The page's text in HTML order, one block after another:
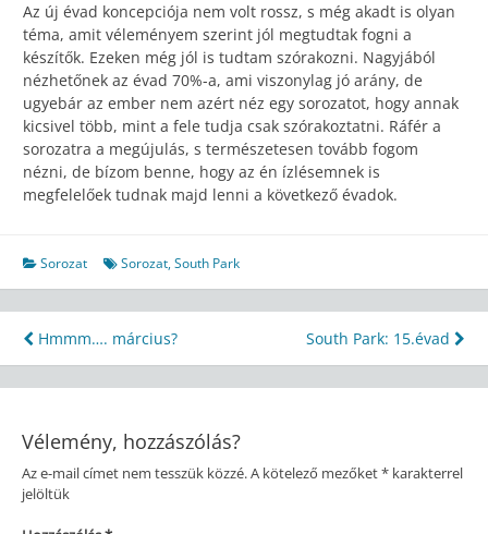
Az új évad koncepciója nem volt rossz, s még akadt is olyan
téma, amit véleményem szerint jól megtudtak fogni a
készítők. Ezeken még jól is tudtam szórakozni. Nagyjából
nézhetőnek az évad 70%-a, ami viszonylag jó arány, de
ugyebár az ember nem azért néz egy sorozatot, hogy annak
kicsivel több, mint a fele tudja csak szórakoztatni. Ráfér a
sorozatra a megújulás, s természetesen tovább fogom
nézni, de bízom benne, hogy az én ízlésemnek is
megfelelőek tudnak majd lenni a következő évadok.
Sorozat Sorozat,South Park
Bejegyzés
navigáció
Hmmm…. március? South Park: 15.évad
Vélemény, hozzászólás?
Az e-mail címet nem tesszük közzé.A kötelező mezőket*karakterrel
jelöltük